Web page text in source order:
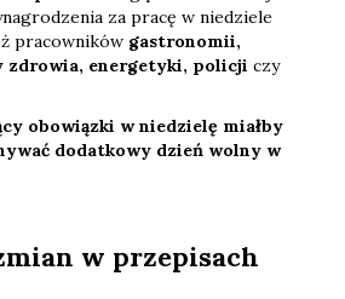
za pracę w niedziele
pracowników gastronomii,
energetyki, policji czy
obowiązki w niedzielę miałby
dodatkowy dzień wolny w
w przepisach